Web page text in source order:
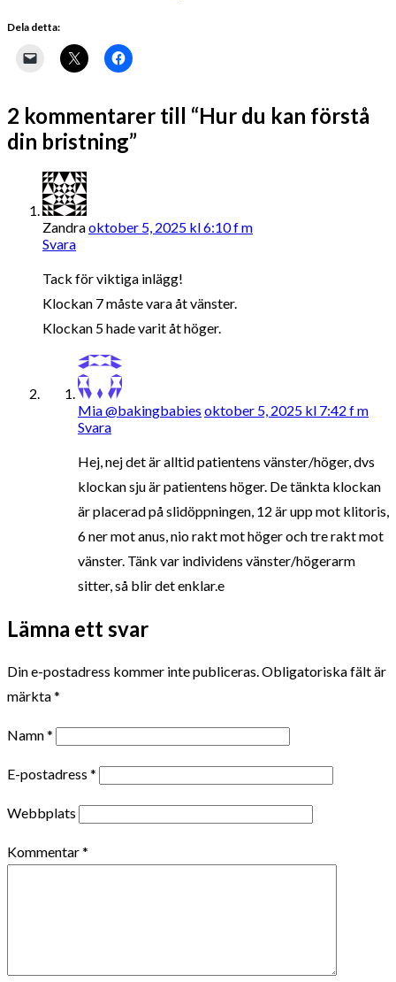
Dela detta:
2 kommentarer till “Hur du kan förstå
din bristning”
Zandraoktober 5, 2025 kl 6:10 f m
Svara
Tack för viktiga inlägg!
Klockan 7 måste vara åt vänster.
Klockan 5 hade varit åt höger.
Mia @bakingbabies oktober 5, 2025 kl 7:42 f m
Svara
Hej, nej det är alltid patientens vänster/höger, dvs
klockan sju är patientens höger. De tänkta klockan
är placerad på slidöppningen, 12 är upp mot klitoris,
6 ner mot anus, nio rakt mot höger och tre rakt mot
vänster. Tänk var individens vänster/högerarm
sitter, så blir det enklar.e
Lämna ett svar
Din e-postadress kommer inte publiceras.Obligatoriska fält är
märkta*
Namn*
E-postadress *
Webbplats
Kommentar*